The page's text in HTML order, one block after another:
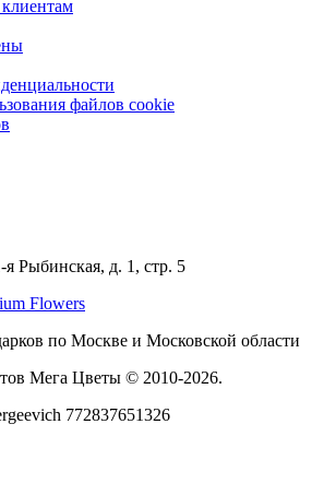
файлов cookie
я Рыбинская, д. 1, стр. 5
по Москве и Московской области
Мега Цветы © 2010-2026.
772837651326